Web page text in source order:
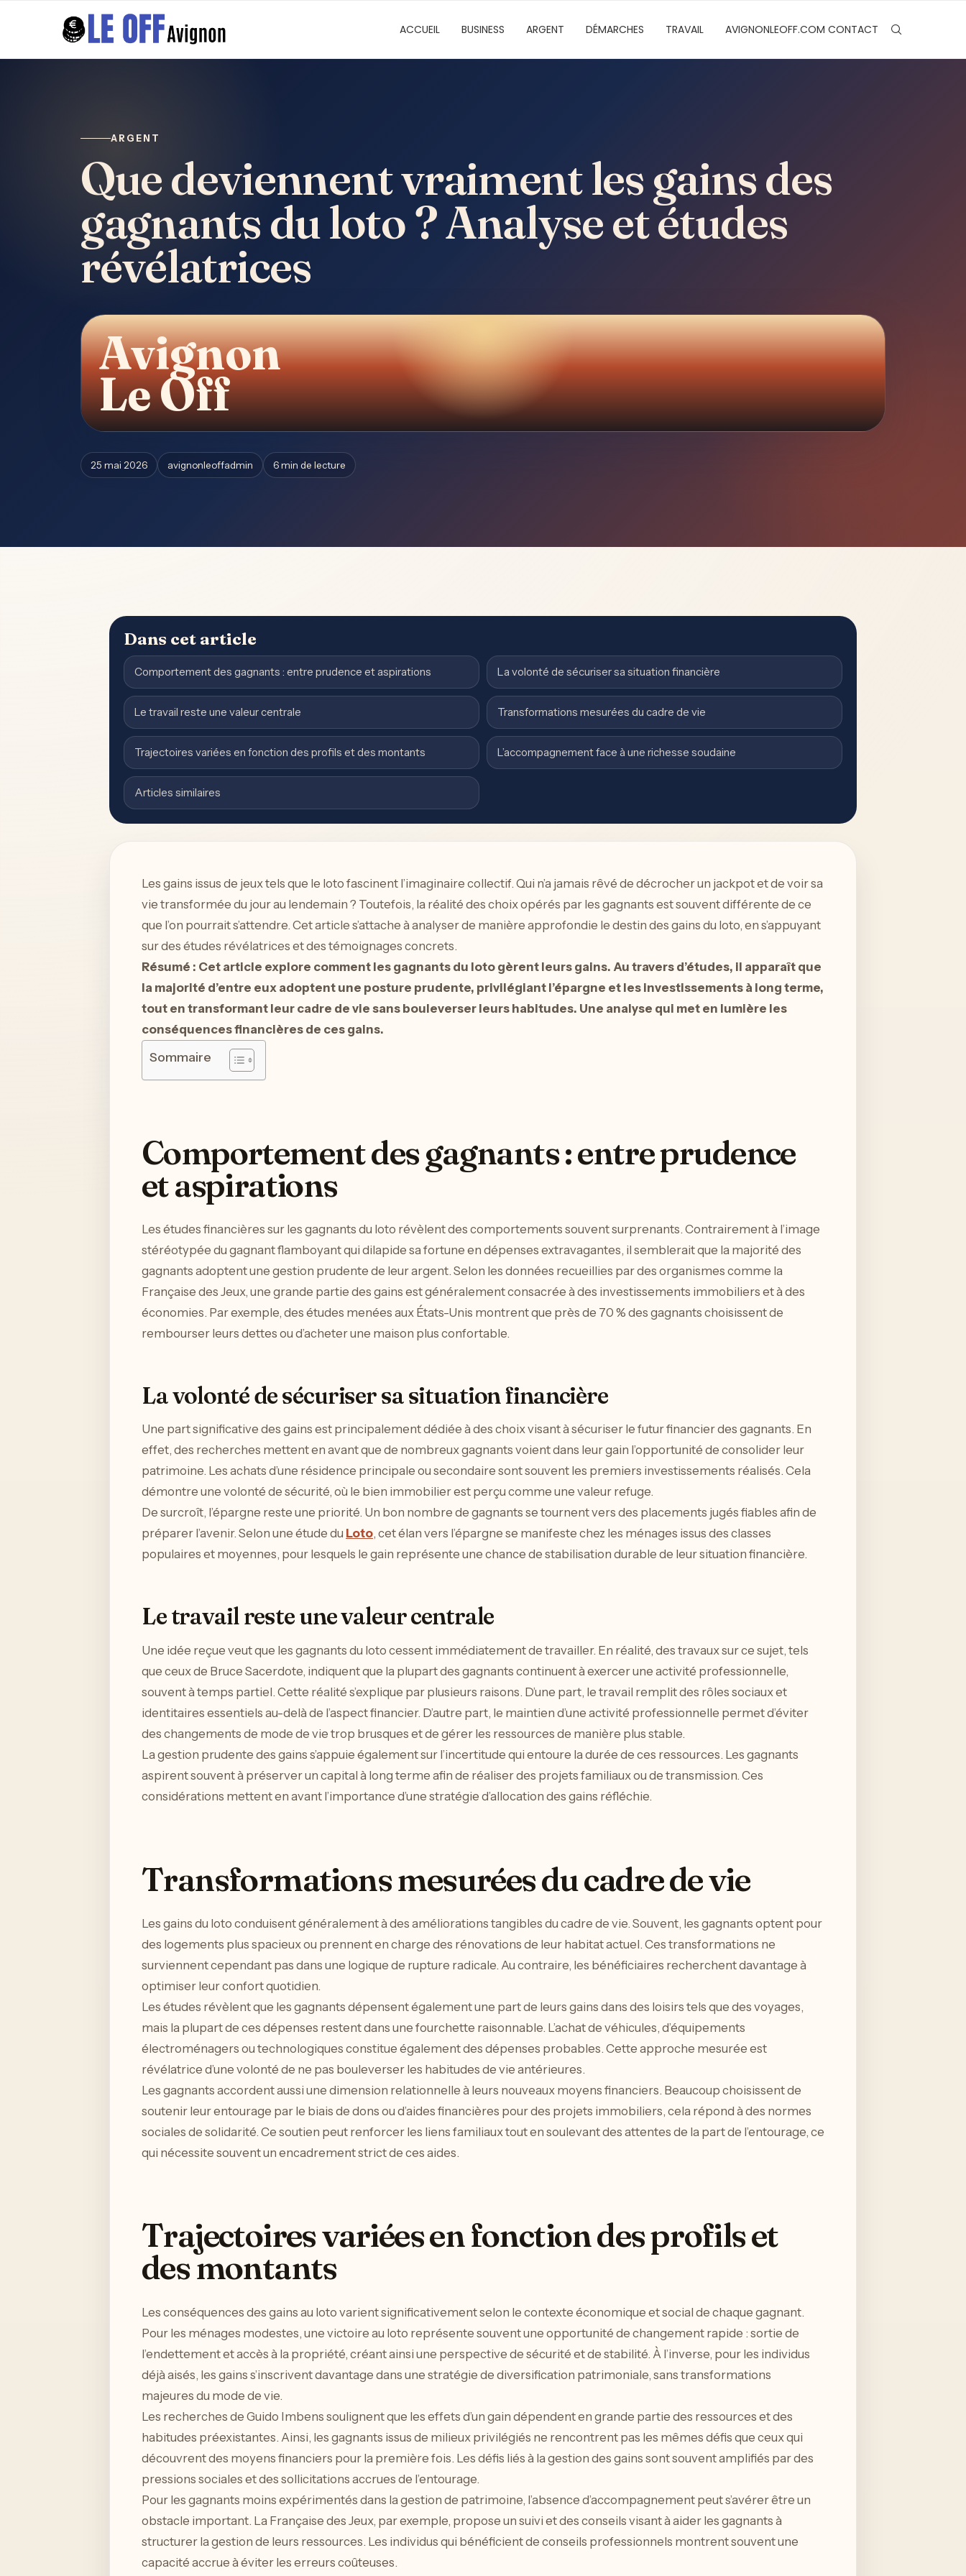
ACCUEIL BUSINESS ARGENT DÉMARCHES TRAVAIL AVIGNONLEOFF.COM CONTACT
ARGENT
Que deviennent vraiment les gains des
gagnants du loto ? Analyse et études
révélatrices
Avignon
Le Off
25 mai 2026 avignonleoffadmin 6 min de lecture
Dans cet article
Comportement des gagnants : entre prudence et aspirations La volonté de sécuriser sa situation financière
Le travail reste une valeur centrale Transformations mesurées du cadre de vie
Trajectoires variées en fonction des profils et des montants L’accompagnement face à une richesse soudaine
Articles similaires
Les gains issus de jeux tels que le loto fascinent l’imaginaire collectif. Qui n’a jamais rêvé de décrocher un jackpot et de voir sa
vie transformée du jour au lendemain ? Toutefois, la réalité des choix opérés par les gagnants est souvent différente de ce
que l’on pourrait s’attendre. Cet article s’attache à analyser de manière approfondie le destin des gains du loto, en s’appuyant
sur des études révélatrices et des témoignages concrets.
Résumé : Cet article explore comment les gagnants du loto gèrent leurs gains. Au travers d’études, il apparaît que
la majorité d’entre eux adoptent une posture prudente, privilégiant l’épargne et les investissements à long terme,
tout en transformant leur cadre de vie sans bouleverser leurs habitudes. Une analyse qui met en lumière les
conséquences financières de ces gains.
Sommaire
Comportement des gagnants : entre prudence
et aspirations
Les études financières sur les gagnants du loto révèlent des comportements souvent surprenants. Contrairement à l’image
stéréotypée du gagnant flamboyant qui dilapide sa fortune en dépenses extravagantes, il semblerait que la majorité des
gagnants adoptent une gestion prudente de leur argent. Selon les données recueillies par des organismes comme la
Française des Jeux, une grande partie des gains est généralement consacrée à des investissements immobiliers et à des
économies. Par exemple, des études menées aux États-Unis montrent que près de 70 % des gagnants choisissent de
rembourser leurs dettes ou d’acheter une maison plus confortable.
La volonté de sécuriser sa situation financière
Une part significative des gains est principalement dédiée à des choix visant à sécuriser le futur financier des gagnants. En
effet, des recherches mettent en avant que de nombreux gagnants voient dans leur gain l’opportunité de consolider leur
patrimoine. Les achats d’une résidence principale ou secondaire sont souvent les premiers investissements réalisés. Cela
démontre une volonté de sécurité, où le bien immobilier est perçu comme une valeur refuge.
De surcroît, l’épargne reste une priorité. Un bon nombre de gagnants se tournent vers des placements jugés fiables afin de
préparer l’avenir. Selon une étude du Loto, cet élan vers l’épargne se manifeste chez les ménages issus des classes
populaires et moyennes, pour lesquels le gain représente une chance de stabilisation durable de leur situation financière.
Le travail reste une valeur centrale
Une idée reçue veut que les gagnants du loto cessent immédiatement de travailler. En réalité, des travaux sur ce sujet, tels
que ceux de Bruce Sacerdote, indiquent que la plupart des gagnants continuent à exercer une activité professionnelle,
souvent à temps partiel. Cette réalité s’explique par plusieurs raisons. D’une part, le travail remplit des rôles sociaux et
identitaires essentiels au-delà de l’aspect financier. D’autre part, le maintien d’une activité professionnelle permet d’éviter
des changements de mode de vie trop brusques et de gérer les ressources de manière plus stable.
La gestion prudente des gains s’appuie également sur l’incertitude qui entoure la durée de ces ressources. Les gagnants
aspirent souvent à préserver un capital à long terme afin de réaliser des projets familiaux ou de transmission. Ces
considérations mettent en avant l’importance d’une stratégie d’allocation des gains réfléchie.
Transformations mesurées du cadre de vie
Les gains du loto conduisent généralement à des améliorations tangibles du cadre de vie. Souvent, les gagnants optent pour
des logements plus spacieux ou prennent en charge des rénovations de leur habitat actuel. Ces transformations ne
surviennent cependant pas dans une logique de rupture radicale. Au contraire, les bénéficiaires recherchent davantage à
optimiser leur confort quotidien.
Les études révèlent que les gagnants dépensent également une part de leurs gains dans des loisirs tels que des voyages,
mais la plupart de ces dépenses restent dans une fourchette raisonnable. L’achat de véhicules, d’équipements
électroménagers ou technologiques constitue également des dépenses probables. Cette approche mesurée est
révélatrice d’une volonté de ne pas bouleverser les habitudes de vie antérieures.
Les gagnants accordent aussi une dimension relationnelle à leurs nouveaux moyens financiers. Beaucoup choisissent de
soutenir leur entourage par le biais de dons ou d’aides financières pour des projets immobiliers, cela répond à des normes
sociales de solidarité. Ce soutien peut renforcer les liens familiaux tout en soulevant des attentes de la part de l’entourage, ce
qui nécessite souvent un encadrement strict de ces aides.
Trajectoires variées en fonction des profils et
des montants
Les conséquences des gains au loto varient significativement selon le contexte économique et social de chaque gagnant.
Pour les ménages modestes, une victoire au loto représente souvent une opportunité de changement rapide : sortie de
l’endettement et accès à la propriété, créant ainsi une perspective de sécurité et de stabilité. À l’inverse, pour les individus
déjà aisés, les gains s’inscrivent davantage dans une stratégie de diversification patrimoniale, sans transformations
majeures du mode de vie.
Les recherches de Guido Imbens soulignent que les effets d’un gain dépendent en grande partie des ressources et des
habitudes préexistantes. Ainsi, les gagnants issus de milieux privilégiés ne rencontrent pas les mêmes défis que ceux qui
découvrent des moyens financiers pour la première fois. Les défis liés à la gestion des gains sont souvent amplifiés par des
pressions sociales et des sollicitations accrues de l’entourage.
Pour les gagnants moins expérimentés dans la gestion de patrimoine, l’absence d’accompagnement peut s’avérer être un
obstacle important. La Française des Jeux, par exemple, propose un suivi et des conseils visant à aider les gagnants à
structurer la gestion de leurs ressources. Les individus qui bénéficient de conseils professionnels montrent souvent une
capacité accrue à éviter les erreurs coûteuses.